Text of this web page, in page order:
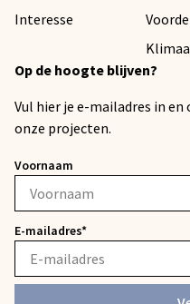
Interesse
Op de hoogte blijven?
Vul hier je e-mailadres in
onze projecten.
Voornaam
E-mailadres*